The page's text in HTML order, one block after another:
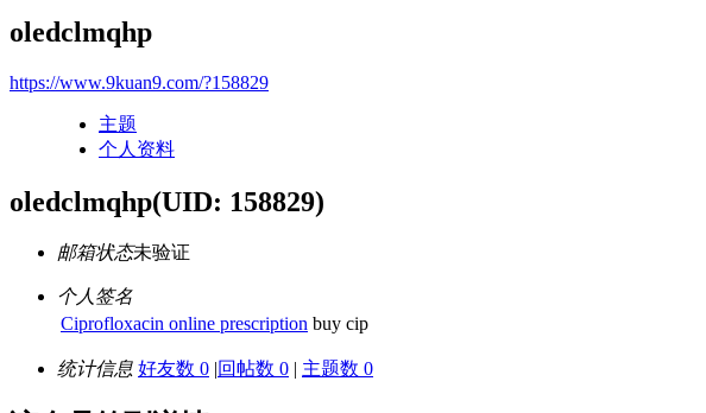
oledclmqhp
https://www.9kuan9.com/?158829
主题
个人资料
oledclmqhp(UID: 158829)
邮箱状态未验证
个人签名
Ciprofloxacin online prescription buy cip
统计信息 好友数 0 |回帖数 0 | 主题数 0